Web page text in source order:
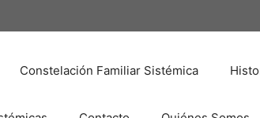
Constelación Familiar Sistémica